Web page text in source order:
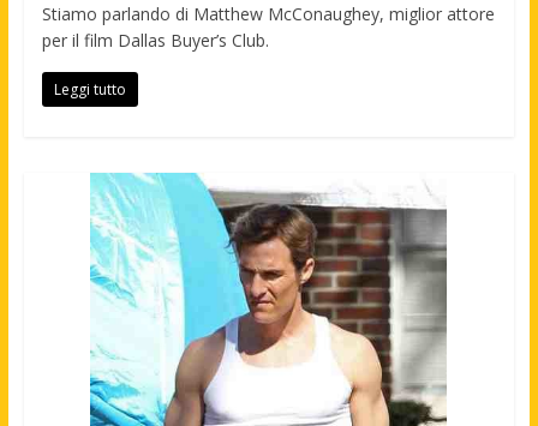
Stiamo parlando di Matthew McConaughey, miglior attore
per il film Dallas Buyer’s Club.
Leggi tutto